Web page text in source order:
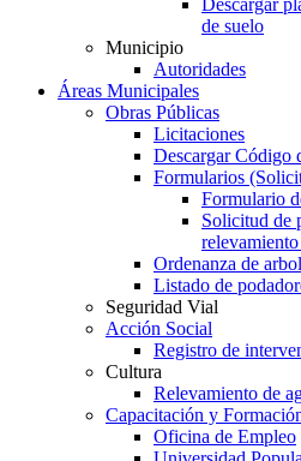
Descargar
de suelo
Municipio
Autoridades
Áreas Municipales
Obras Públicas
Licitaciones
Descargar Código
Formularios
Formulario
Solicitud de
Ordenanza de
Listado de
Seguridad Vial
Acción Social
Registro de
Cultura
Relevamiento de
Capacitación y
Oficina de Empleo